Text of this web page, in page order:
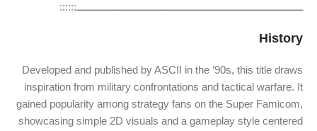
ــــــــــــــــــــــــــــــــــــــــــــــــــــــــــــــــــــــــــــــــ::::::
History
Developed and published by ASCII in the ’90s, this title draws
inspiration from military confrontations and tactical warfare. It
gained popularity among strategy fans on the Super Famicom,
showcasing simple 2D visuals and a gameplay style centered